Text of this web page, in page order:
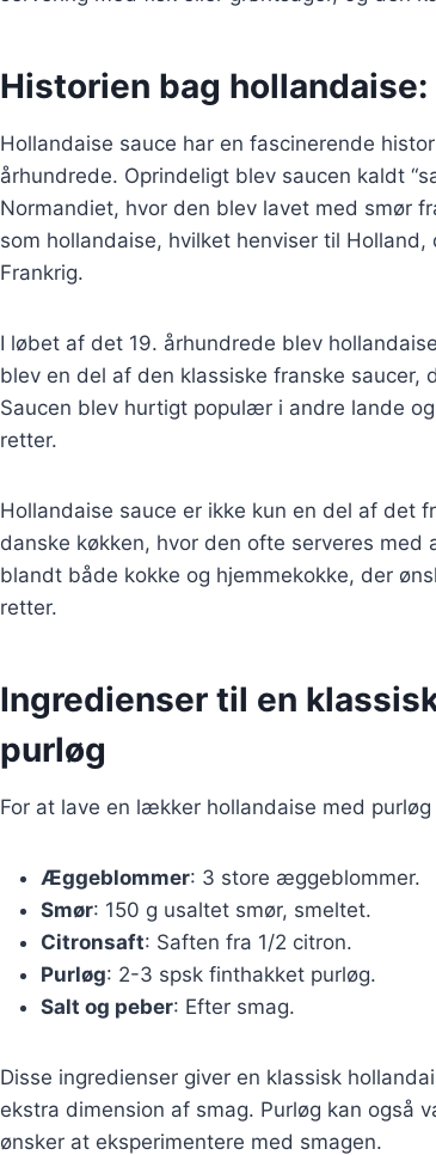
Historien bag
Hollandaise sauce har en fascinerende
århundrede. Oprindeligt blev saucen kaldt
Normandiet, hvor den blev lavet med smør
som hollandaise, hvilket henviser til
Frankrig.
I løbet af det 19. århundrede blev
blev en del af den klassiske franske saucer,
Saucen blev hurtigt populær i andre lande
retter.
Hollandaise sauce er ikke kun en del af det
danske køkken, hvor den ofte serveres
blandt både kokke og hjemmekokke, der
retter.
Ingredienser til en
purløg
For at lave en lækker hollandaise med
Æggeblommer: 3 store æggeblommer.
Smør: 150 g usaltet smør, smeltet.
Citronsaft: Saften fra 1/2 citron.
Purløg: 2-3 spsk finthakket purløg.
Salt og peber: Efter smag.
Disse ingredienser giver en klassisk
ekstra dimension af smag. Purløg kan også
ønsker at eksperimentere med smagen.